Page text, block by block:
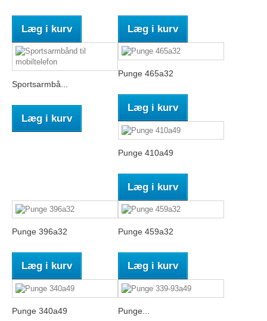
Læg i kurv Læg i kurv
Sportsarmbå...
Læg i kurv
Punge 465a32
Læg i kurv
Punge 410a49
Læg i kurv
Punge 396a32
Læg i kurv
Punge 459a32
Læg i kurv
Punge 340a49 Punge...